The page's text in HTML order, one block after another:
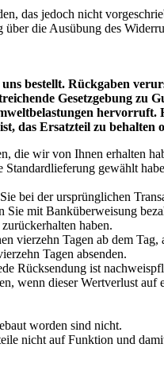
das jedoch nicht
die Ausübung des
bestellt. Rückgaben
Gesetzgebung
das Ersatzteil zu behalten
die wir von Ihnen erhalten
gewählt
bei der ursprünglichen
Sie mit Banküberweisung
haben.
vierzehn Tagen ab dem
Tagen absenden.
Rücksendung ist
wenn dieser Wertverlust
worden sind nicht.
nicht auf Funktion und